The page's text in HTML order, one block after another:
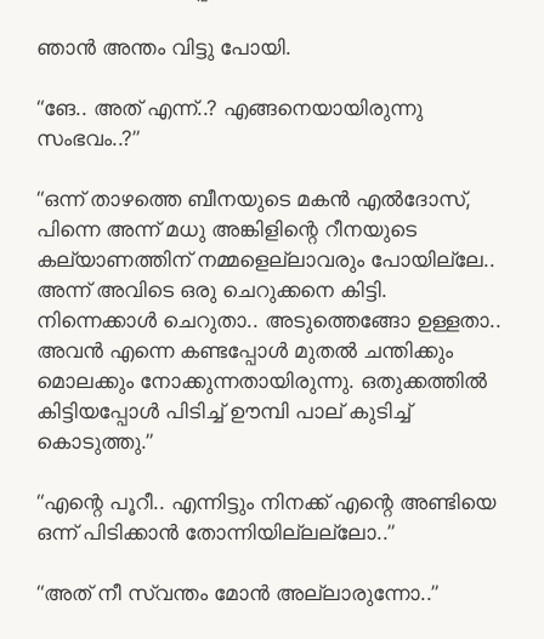
ഞാൻ അന്തം വിട്ടു പോയി.
“ങേ.. അത് എന്ന്..? എങ്ങനെയായിരുന്നു
സംഭവം..?”
“ഒന്ന് താഴത്തെ ബീനയുടെ മകൻ എൽദോസ്,
പിന്നെ അന്ന് മധു അങ്കിളിന്റെ റീനയുടെ
കല്യാണത്തിന് നമ്മളെല്ലാവരും പോയില്ലേ..
അന്ന് അവിടെ ഒരു ചെറുക്കനെ കിട്ടി.
നിന്നെക്കാൾ ചെറുതാ.. അടുത്തെങ്ങോ ഉള്ളതാ..
അവൻ എന്നെ കണ്ടപ്പോൾ മുതൽ ചന്തിക്കും
മൊലക്കും നോക്കുന്നതായിരുന്നു. ഒതുക്കത്തിൽ
കിട്ടിയപ്പോൾ പിടിച്ച് ഊമ്പി പാല് കുടിച്ച്
കൊടുത്തു.”
“എന്റെ പൂറീ.. എന്നിട്ടും നിനക്ക് എന്റെ അണ്ടിയെ
ഒന്ന് പിടിക്കാൻ തോന്നിയില്ലല്ലോ..”
“അത് നീ സ്വന്തം മോൻ അല്ലാരുന്നോ..”